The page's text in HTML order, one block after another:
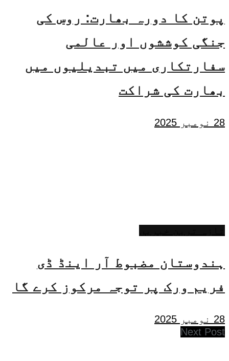
پوتن کا دورہ بھارت: روس کی
جنگی کوششوں اور عالمی
سفارتکاری میں تبدیلیوں میں
بھارت کی شراکت
28 نومبر 2025
ہندوستان مضبوط آر اینڈ ڈی
فریم ورک پر توجہ مرکوز کرے گا
28 نومبر 2025
Next Post